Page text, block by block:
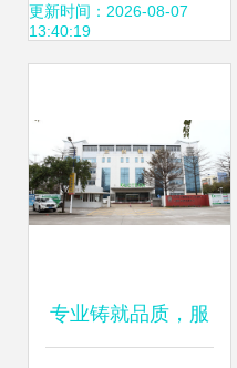
发之旅
更新时间：2026-08-07
13:40:19
专业铸就品质，服